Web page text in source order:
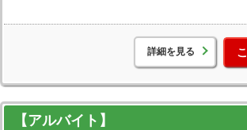
詳細を見る
【アルバイト】